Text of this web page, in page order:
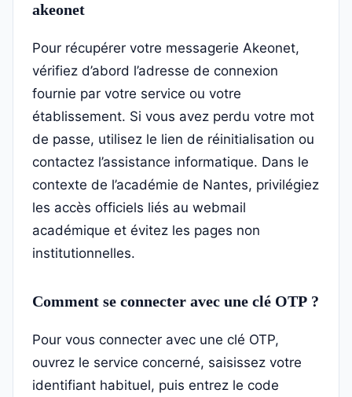
akeonet
Pour récupérer votre messagerie Akeonet,
vérifiez d’abord l’adresse de connexion
fournie par votre service ou votre
établissement. Si vous avez perdu votre mot
de passe, utilisez le lien de réinitialisation ou
contactez l’assistance informatique. Dans le
contexte de l’académie de Nantes, privilégiez
les accès officiels liés au webmail
académique et évitez les pages non
institutionnelles.
Comment se connecter avec une clé OTP ?
Pour vous connecter avec une clé OTP,
ouvrez le service concerné, saisissez votre
identifiant habituel, puis entrez le code